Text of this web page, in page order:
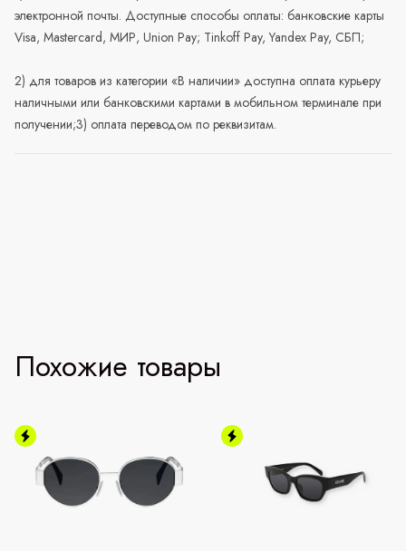
электронной почты. Доступные способы оплаты: банковские карты
Visa, Mastercard, МИР, Union Pay; Tinkoff Pay, Yandex Pay, СБП;
2) для товаров из категории «В наличии» доступна оплата курьеру
наличными или банковскими картами в мобильном терминале при
получении;3) оплата переводом по реквизитам.
Похожие товары